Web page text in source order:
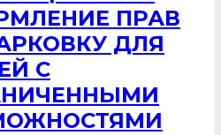
ПРАВ
ДЛЯ
С